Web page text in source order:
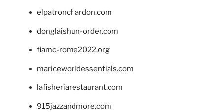
elpatronchardon.com
donglaishun-order.com
fiamc-rome2022.org
mariceworldessentials.com
lafisheriarestaurant.com
915jazzandmore.com